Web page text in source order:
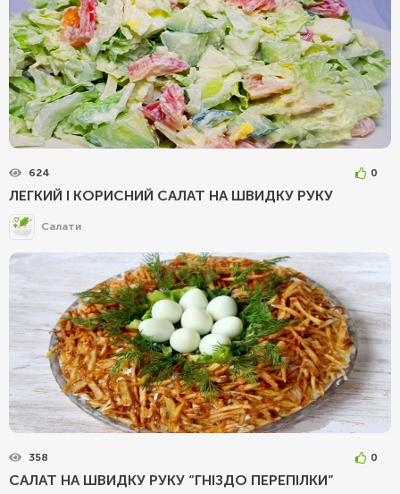
624 0
ЛЕГКИЙ І КОРИСНИЙ САЛАТ НА ШВИДКУ РУКУ
Салати
358 0
САЛАТ НА ШВИДКУ РУКУ “ГНІЗДО ПЕРЕПІЛКИ”